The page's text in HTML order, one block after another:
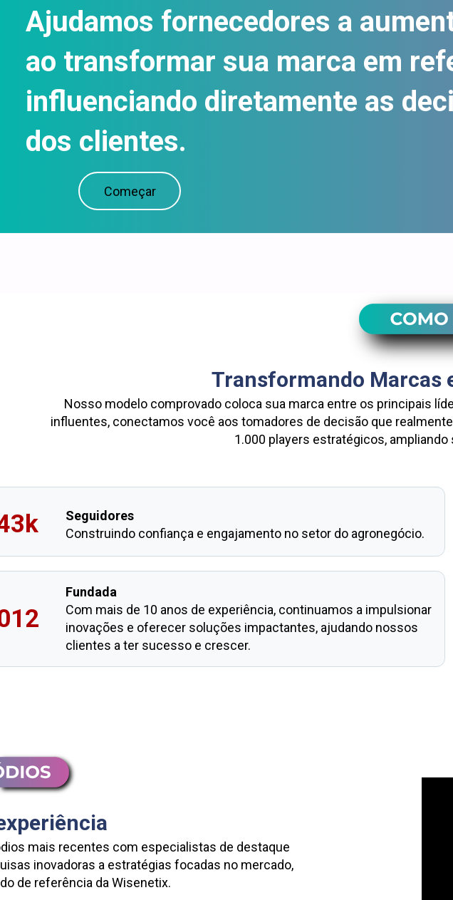
Ajudamos fornecedores a
ao transformar sua marca em
influenciando diretamente as
dos clientes.
Começar
Transformando Marcas
Nosso modelo comprovado coloca sua marca entre os principais
influentes, conectamos você aos tomadores de decisão que
1.000 players estratégicos,
Seguidores
Construindo confiança e engajamento no setor do agronegócio.
Fundada
Com mais de 10 anos de experiência, continuamos a impulsionar
inovações e oferecer soluções impactantes, ajudando nossos
clientes a ter sucesso e crescer.
mais recentes com especialistas de destaque
inovadoras a estratégias focadas no mercado,
de referência da Wisenetix.